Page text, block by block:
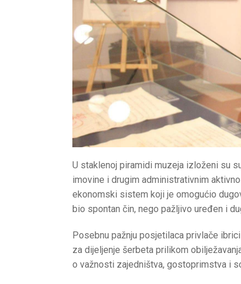
U staklenoj piramidi muzeja izloženi su
imovine i drugim administrativnim
ekonomski sistem koji je omogućio
bio spontan čin, nego pažljivo uređen i
Posebnu pažnju posjetilaca privlače
za dijeljenje šerbeta prilikom
o važnosti zajedništva, gostoprimstva i